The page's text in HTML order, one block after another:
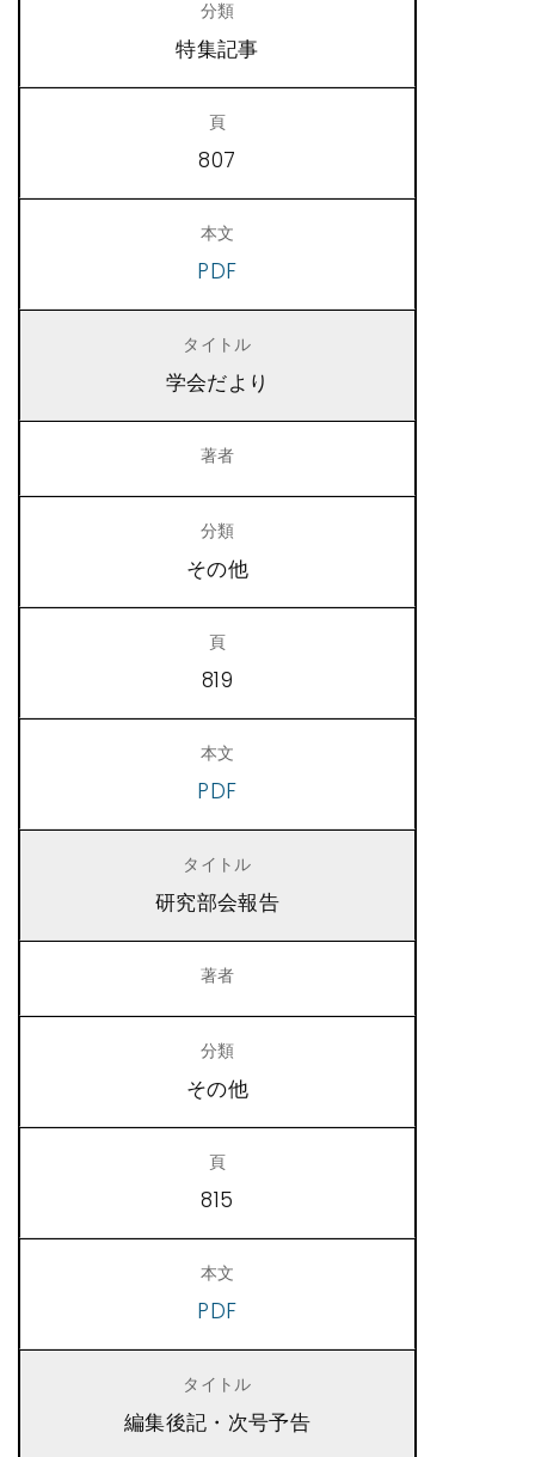
特集記事
807
PDF
学会だより
その他
819
PDF
研究部会報告
その他
815
PDF
編集後記・次号予告